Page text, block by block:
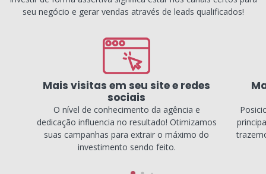
seu negócio e gerar vendas através de leads qualificados!
Mais visitas em seu site e redes
sociais
O nível de conhecimento da agência e
dedicação influencia no resultado! Otimizamos
suas campanhas para extrair o máximo do
investimento sendo feito.